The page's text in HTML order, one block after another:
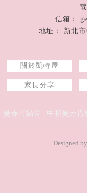
新北
關於凱特屋
家長分享
曼赤肯貓舍 中和曼赤肯
Designed by